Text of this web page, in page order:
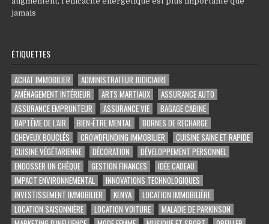
jamais
ÉTIQUETTES
ACHAT IMMOBILIER
ADMINISTRATEUR JUDICIAIRE
AMÉNAGEMENT INTÉRIEUR
ARTS MARTIAUX
ASSURANCE AUTO
ASSURANCE EMPRUNTEUR
ASSURANCE VIE
BAGAGE CABINE
BAPTÊME DE L'AIR
BIEN-ÊTRE MENTAL
BORNES DE RECHARGE
CHEVEUX BOUCLÉS
CROWDFUNDING IMMOBILIER
CUISINE SAINE ET RAPIDE
CUISINE VÉGÉTARIENNE
DÉCORATION
DÉVELOPPEMENT PERSONNEL
ENDOSSER UN CHÈQUE
GESTION FINANCES
IDÉE CADEAU
IMPACT ENVIRONNEMENTAL
INNOVATIONS TECHNOLOGIQUES
INVESTISSEMENT IMMOBILIER
KENYA
LOCATION IMMOBILIÈRE
LOCATION SAISONNIÈRE
LOCATION VOITURE
MALADIE DE PARKINSON